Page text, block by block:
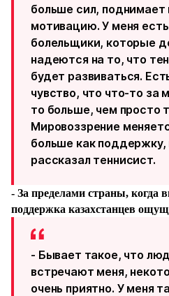
больше сил,
мотивацию. У меня
болельщики, которые
надеются на то, что
будет развиваться.
чувство, что что-то за
то больше, чем просто
Мировоззрение
больше как
рассказал теннисист.
- За пределами страны, когда
поддержка казахстанцев
- Бывает такое, что
встречают меня,
очень приятно. У меня